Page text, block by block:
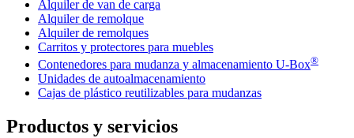
Alquiler de van de carga
Alquiler de remolque
Alquiler de remolques
Carritos y protectores para muebles
Contenedores para mudanza y almacenamiento U-Box®
Unidades de autoalmacenamiento
Cajas de plástico reutilizables para mudanzas
Productos y servicios